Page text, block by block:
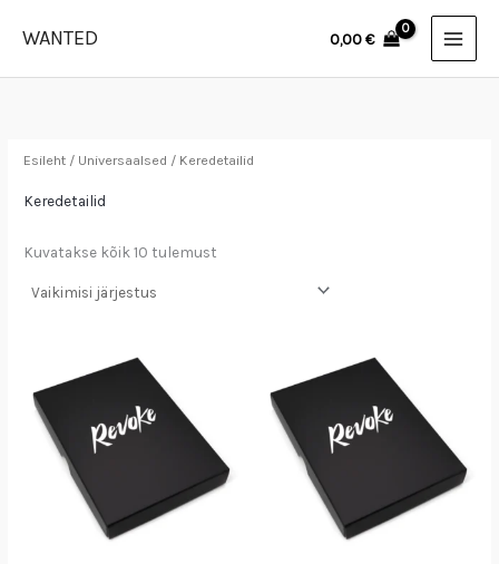
WANTED 0,00€
Esileht / Universaalsed / Keredetailid
Keredetailid
Kuvatakse kõik 10 tulemust